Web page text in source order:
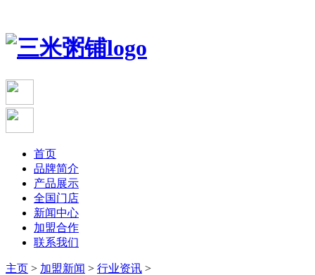
首页
品牌简介
产品展示
全国门店
新闻中心
加盟合作
联系我们
主页 > 加盟新闻 > 行业资讯 >